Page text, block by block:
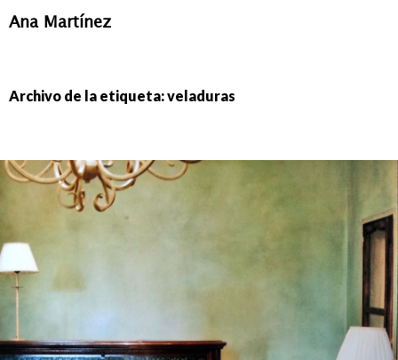
Ana Martínez
Archivo de la etiqueta: veladuras